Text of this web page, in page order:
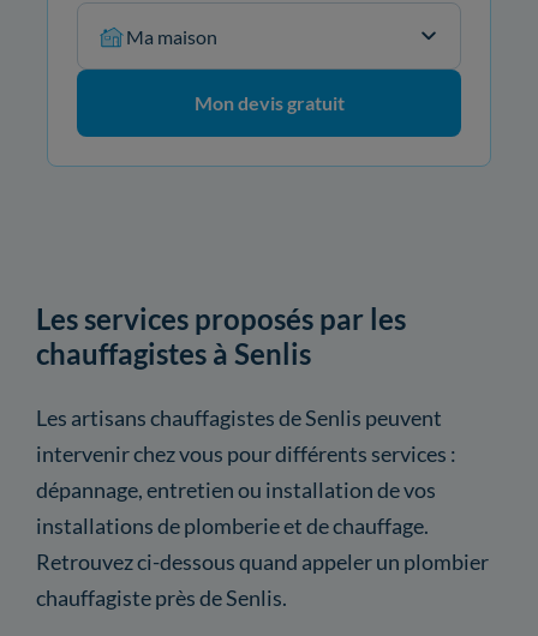
Ma maison
Mon devis gratuit
Les services proposés par les
chauffagistes à Senlis
Les artisans chauffagistes de Senlis peuvent
intervenir chez vous pour différents services :
dépannage, entretien ou installation de vos
installations de plomberie et de chauffage.
Retrouvez ci-dessous quand appeler un plombier
chauffagiste près de Senlis.